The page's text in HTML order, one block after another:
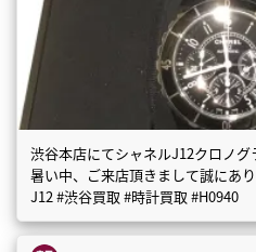
渋谷本店にてシャネルJ12クロノグ
暑い中、ご来店頂きまして誠にあ
J12 #渋谷買取 #時計買取 #H0940